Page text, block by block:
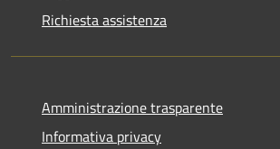
Richiesta assistenza
Amministrazione trasparente
Informativa privacy